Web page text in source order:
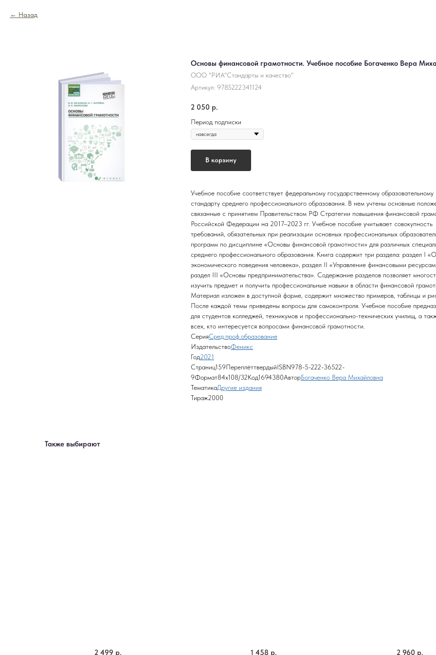
Назад
Основы финансовой грамотности. Учебное пособие Богаченко Вера
ООО "РИА"Стандарты и качество"
Артикул: 9785222341124
2 050 р.
Период подписки
В корзину
Учебное пособие соответствует федеральному государственному образовательному
стандарту среднего профессионального образования. В нем учтены основные
связанные с принятием Правительством РФ Стратегии повышения финансовой
Российской Федерации на 2017–2023 гг. Учебное пособие учитывает совокупность
требований, обязательных при реализации основных профессиональных
программ по дисциплине «Основы финансовой грамотности» для различных
среднего профессионального образования. Книга содержит три раздела: раздел I
экономического поведения человека», раздел II «Управление финансовыми
раздел III «Основы предпринимательства». Содержание разделов позволяет
изучить предмет и получить профессиональные навыки в области финансовой
Материал изложен в доступной форме, содержит множество примеров, таблицы и
После каждой темы приведены вопросы для самоконтроля. Учебное пособие
для студентов колледжей, техникумов и профессионально-технических училищ, а
всех, кто интересуется вопросами финансовой грамотности.
СерияСред.проф.образование
ИздательствоФеникс
Год2021
Страниц159ПереплёттвердыйISBN978-5-222-36522-
9Формат84х108/32Код1694380АвторБогаченко Вера Михайловна
ТематикаДругие издания
Тираж2000
Также выбирают
2 499 р. 1 458 р. 2 960 р.